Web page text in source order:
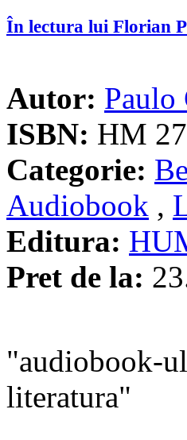
În lectura lui Florian
Autor: Paulo
ISBN: HM 27
Categorie:
Audiobook ,
Editura:
Pret de la:
"audiobook-
literatura"